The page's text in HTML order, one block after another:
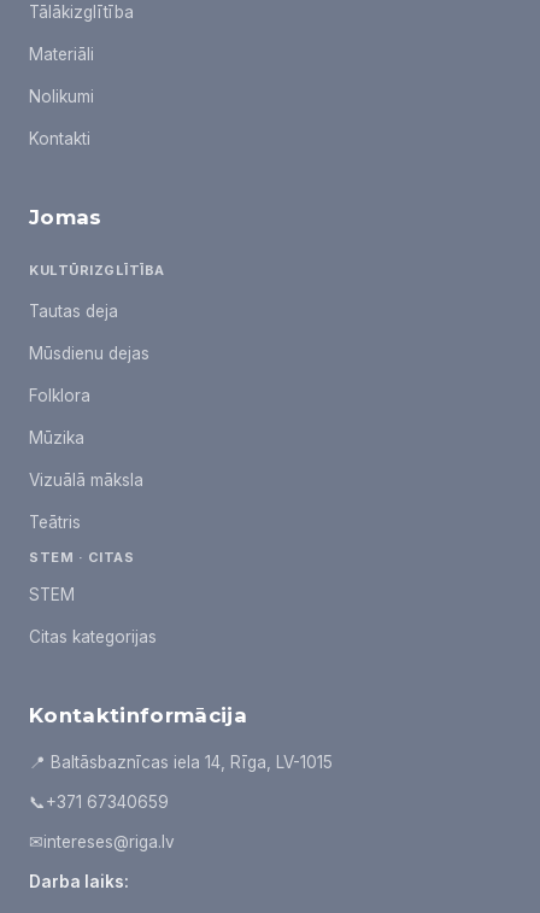
Tālākizglītība
Materiāli
Nolikumi
Kontakti
Jomas
KULTŪRIZGLĪTĪBA
Tautas deja
Mūsdienu dejas
Folklora
Mūzika
Vizuālā māksla
Teātris
STEM · CITAS
STEM
Citas kategorijas
Kontaktinformācija
📍 Baltāsbaznīcas iela 14, Rīga, LV-1015
📞+371 67340659
✉intereses@riga.lv
Darba laiks: